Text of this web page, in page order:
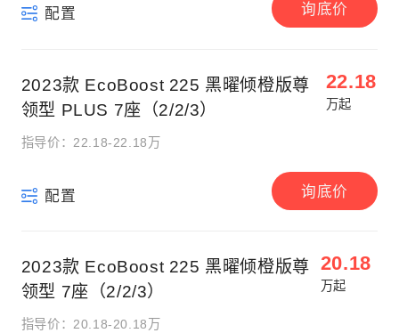
配置 询底价
2023款 EcoBoost 225 黑曜倾橙版尊
领型 PLUS 7座（2/2/3）
22.18
万起
指导价：22.18-22.18万
配置 询底价
2023款 EcoBoost 225 黑曜倾橙版尊
领型 7座（2/2/3）
20.18
万起
指导价：20.18-20.18万